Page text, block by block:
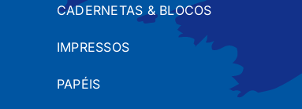
CADERNETAS & BLOCOS
IMPRESSOS
PAPÉIS